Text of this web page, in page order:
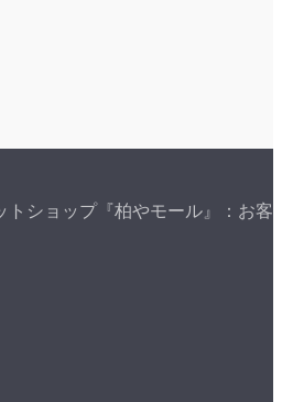
ショップ『柏やモール』：お客